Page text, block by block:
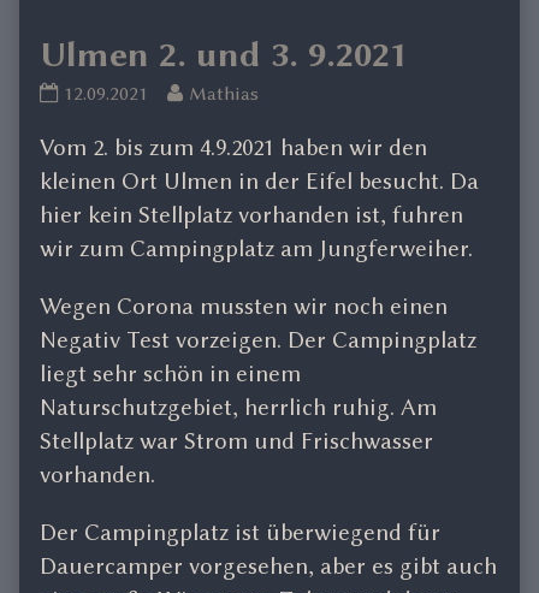
tagged
Ulmen 2. und 3. 9.2021
Ulmen
und
3.
9.2021
on
12.09.2021
Read
posts
by
the
author
of
2.
und
3.
9.2021,
Mathias
Vom 2. bis zum 4.9.2021 haben wir den
kleinen Ort Ulmen in der Eifel besucht. Da
hier kein Stellplatz vorhanden ist, fuhren
wir zum Campingplatz am Jungferweiher.
Wegen Corona mussten wir noch einen
Negativ Test vorzeigen. Der Campingplatz
liegt sehr schön in einem
Naturschutzgebiet, herrlich ruhig. Am
Stellplatz war Strom und Frischwasser
vorhanden.
Der Campingplatz ist überwiegend für
Dauercamper vorgesehen, aber es gibt auch